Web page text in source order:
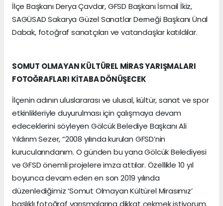
İlçe Başkanı Derya Çavdar, GFSD Başkanı İsmail İkiz,
SAGÜSAD Sakarya Güzel Sanatlar Derneği Başkanı Ünal
Dabak, fotoğraf sanatçıları ve vatandaşlar katıldılar.
SOMUT OLMAYAN KÜLTÜREL MİRAS YARIŞMALARI
FOTOĞRAFLARI KİTABA DÖNÜŞECEK
İlçenin adının uluslararası ve ulusal, kültür, sanat ve spor
etkinlikleriyle duyurulması için çalışmaya devam
edeceklerini söyleyen Gölcük Belediye Başkanı Ali
Yıldırım Sezer, “2008 yılında kurulan GFSD’nin
kurucularındanım. O günden bu yana Gölcük Belediyesi
ve GFSD önemli projelere imza attılar. Özellikle 10 yıl
boyunca devam eden en son 2019 yılında
düzenlediğimiz ‘Somut Olmayan Kültürel Mirasımız’
başlıklı fotoğraf yarışmalarına dikkat çekmek istiyorum.